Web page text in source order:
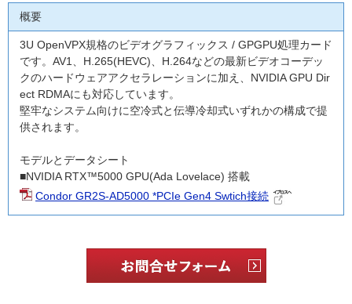
概要
3U OpenVPX規格のビデオグラフィックス / GPGPU処理カード
です。AV1、H.265(HEVC)、H.264などの最新ビデオコーデッ
クのハードウェアアクセラレーションに加え、NVIDIA GPU Dir
ect RDMAにも対応しています。
堅牢なシステム向けに空冷式と伝導冷却式いずれかの構成で提
供されます。
モデルとデータシート
■NVIDIA RTX™5000 GPU(Ada Lovelace) 搭載
Condor GR2S-AD5000 *PCIe Gen4 Swtich接続